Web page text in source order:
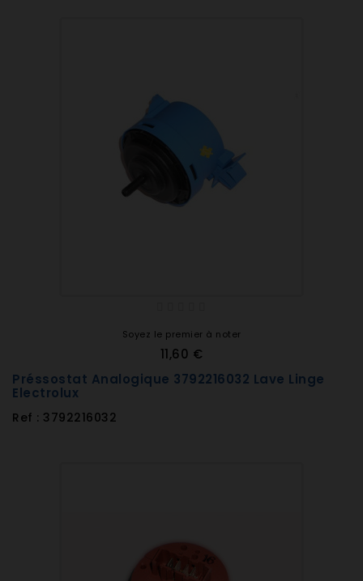
Soyez le premier à noter
11,60 €
Préssostat Analogique 3792216032 Lave Linge
Electrolux
Ref : 3792216032